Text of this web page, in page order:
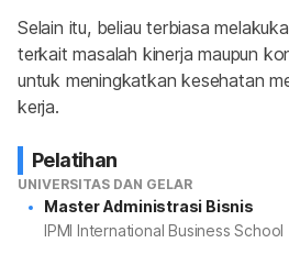
Selain itu, beliau terbiasa
terkait masalah kinerja maupun
untuk meningkatkan kesehatan
kerja.
Pelatihan
UNIVERSITAS DAN GELAR
Master Administrasi Bisnis
IPMI International Business School